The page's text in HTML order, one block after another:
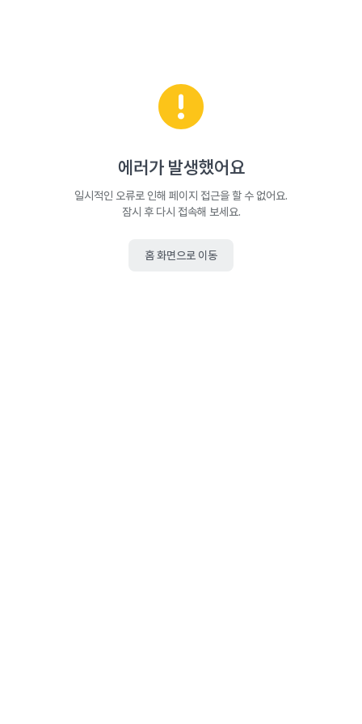
에러가 발생했어요
일시적인 오류로 인해 페이지 접근을 할 수 없어요.
잠시 후 다시 접속해 보세요.
홈 화면으로 이동